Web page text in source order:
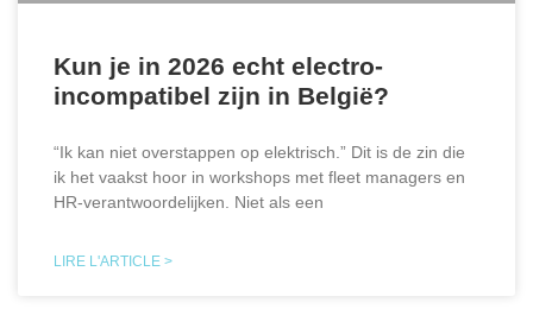
Kun je in 2026 echt electro-
incompatibel zijn in België?
“Ik kan niet overstappen op elektrisch.” Dit is de zin die
ik het vaakst hoor in workshops met fleet managers en
HR-verantwoordelijken. Niet als een
LIRE L'ARTICLE >